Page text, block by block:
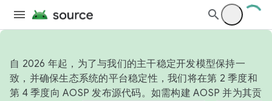
自 2026 年起，为了与我们的主干稳定开发模型保持一
致，并确保生态系统的平台稳定性，我们将在第 2 季度和
第 4 季度向 AOSP 发布源代码。如需构建 AOSP 并为其贡